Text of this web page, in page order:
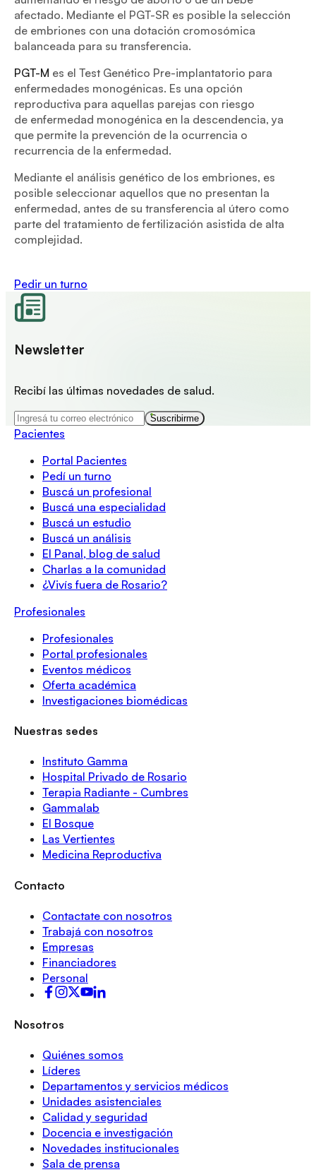
afectado. Mediante el PGT-SR es posible la selección
de embriones con una dotación cromosómica
balanceada para su transferencia.
PGT-M es el Test Genético Pre-implantatorio para
enfermedades monogénicas. Es una opción
reproductiva para aquellas parejas con riesgo
de enfermedad monogénica en la descendencia, ya
que permite la prevención de la ocurrencia o
recurrencia de la enfermedad.
Mediante el análisis genético de los embriones, es
posible seleccionar aquellos que no presentan la
enfermedad, antes de su transferencia al útero como
parte del tratamiento de fertilización asistida de alta
complejidad.
Pedir un turno
Newsletter
Recibí las últimas novedades de salud.
Suscribirme
Pacientes
Portal Pacientes
Pedí un turno
Buscá un profesional
Buscá una especialidad
Buscá un estudio
Buscá un análisis
El Panal, blog de salud
Charlas a la comunidad
¿Vivís fuera de Rosario?
Profesionales
Profesionales
Portal profesionales
Eventos médicos
Oferta académica
Investigaciones biomédicas
Nuestras sedes
Instituto Gamma
Hospital Privado de Rosario
Terapia Radiante - Cumbres
Gammalab
El Bosque
Las Vertientes
Medicina Reproductiva
Contacto
Contactate con nosotros
Trabajá con nosotros
Empresas
Financiadores
Personal
Nosotros
Quiénes somos
Líderes
Departamentos y servicios médicos
Unidades asistenciales
Calidad y seguridad
Docencia e investigación
Novedades institucionales
Sala de prensa